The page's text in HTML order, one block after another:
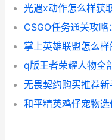
光遇x动作怎么样获
CSGO任务通关攻
掌上英雄联盟怎么样
q版王者荣耀人物全
无畏契约购买推荐新
和平精英鸡仔宠物